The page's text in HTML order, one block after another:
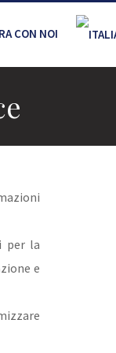
CON NOI
per la
e